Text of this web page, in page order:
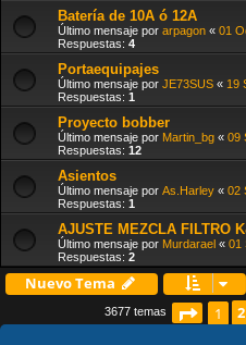
Batería de 10A ó 12A
Último mensaje por arpagon « 01
Respuestas: 4
Portaequipajes
Último mensaje por JE73SUS « 19
Respuestas: 1
Proyecto bobber
Último mensaje por Martin_bg « 09
Respuestas: 12
Asientos
Último mensaje por As.Harley « 02
Respuestas: 1
AJUSTE MEZCLA FILTRO
Último mensaje por Murdarael « 01
Respuestas: 2
Nuevo Tema
3677 temas Página
1 2